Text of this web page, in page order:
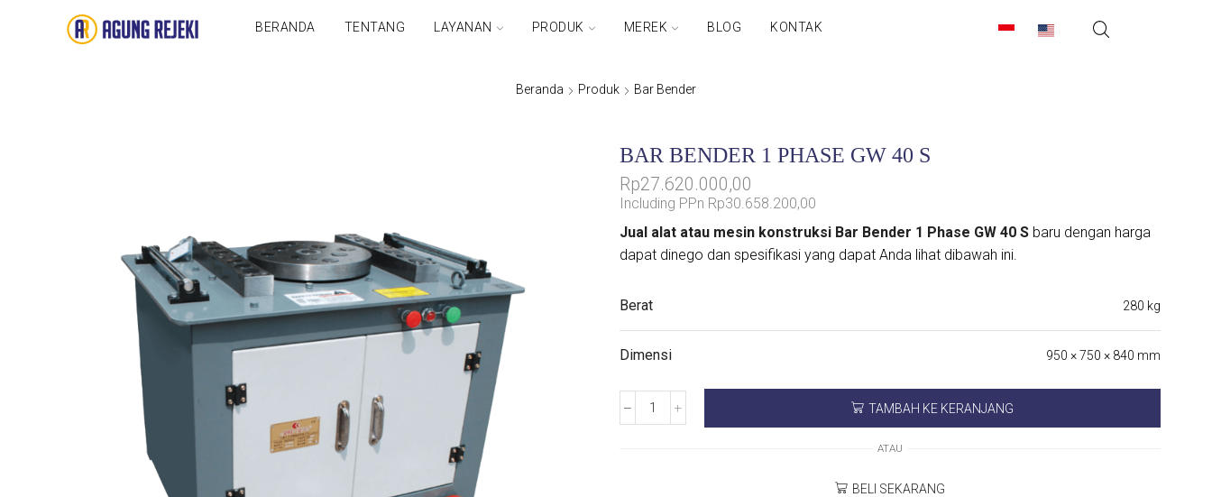
BERANDA TENTANG LAYANAN PRODUK MEREK BLOG KONTAK
Beranda Produk Bar Bender
BAR BENDER 1 PHASE GW 40 S
Rp27.620.000,00
Including PPn Rp30.658.200,00
Jual alat atau mesin konstruksi Bar Bender 1 Phase GW 40 S baru dengan harga
dapat dinego dan spesifikasi yang dapat Anda lihat dibawah ini.
Berat 280 kg
Dimensi 950 × 750 × 840 mm
TAMBAH KE KERANJANG
ATAU
BELI SEKARANG